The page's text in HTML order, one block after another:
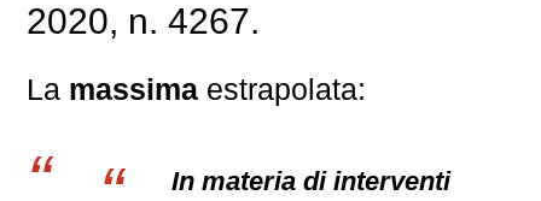
2020, n. 4267.
La massima estrapolata:
In materia di interventi